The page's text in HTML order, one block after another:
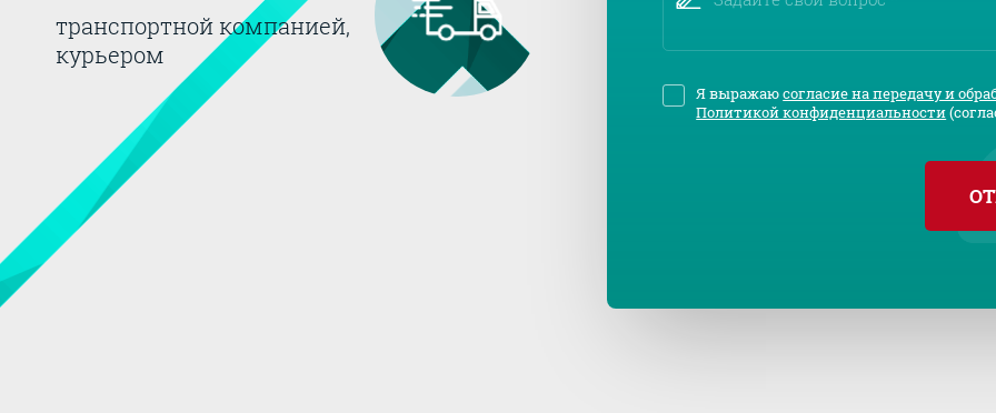
Я выражаюсогласие на передачу и
Политикой конфиденциальности
транспортной компанией,
курьером